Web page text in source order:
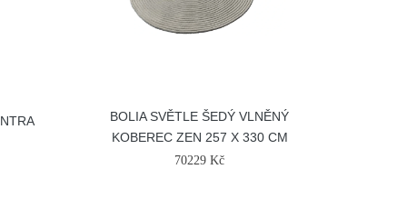
BOLIA SVĚTLE ŠEDÝ VLNĚNÝ
KOBEREC ZEN 257 X 330 CM
70229 Kč